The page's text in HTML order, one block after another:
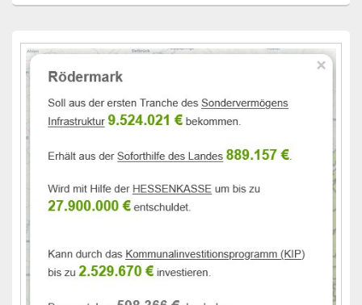
Seitenleisten-
Widgetbereich